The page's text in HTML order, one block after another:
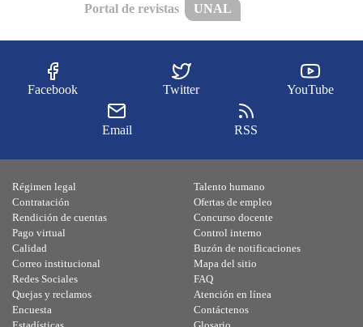
Portal de revistas UNAL
Facebook Twitter YouTube
Email RSS
Régimen legal
Contratación
Rendición de cuentas
Pago virtual
Calidad
Talento humano
Ofertas de empleo
Concurso docente
Control interno
Buzón de notificaciones
Correo institucional
Redes Sociales
Quejas y reclamos
Encuesta
Mapa del sitio
FAQ
Atención en línea
Contáctenos